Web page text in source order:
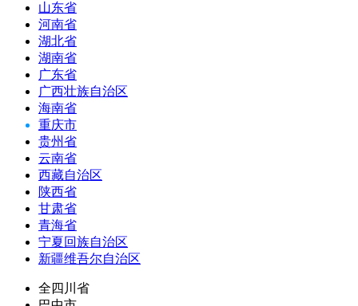
山东省
河南省
湖北省
湖南省
广东省
广西壮族自治区
海南省
重庆市
贵州省
云南省
西藏自治区
陕西省
甘肃省
青海省
宁夏回族自治区
新疆维吾尔自治区
全四川省